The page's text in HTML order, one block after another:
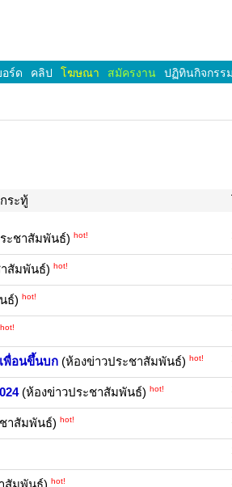
อร์ด คลิป โฆษณา สมัครงาน ปฏิทินกิจกรรม
ระทู้
ะชาสัมพันธ์) hot!
สัมพันธ์) hot!
ธ์) hot!
hot!
พื่อนขึ้นบก (ห้องข่าวประชาสัมพันธ์) hot!
(ห้องข่าวประชาสัมพันธ์) hot!
าสัมพันธ์) hot!
สัมพันธ์) hot!